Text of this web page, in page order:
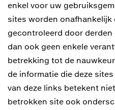
enkel voor uw
sites worden onafhankelijk
gecontroleerd door derden
dan ook geen enkele
betrekking tot de
de informatie die deze
van deze links betekent
betrokken site ook